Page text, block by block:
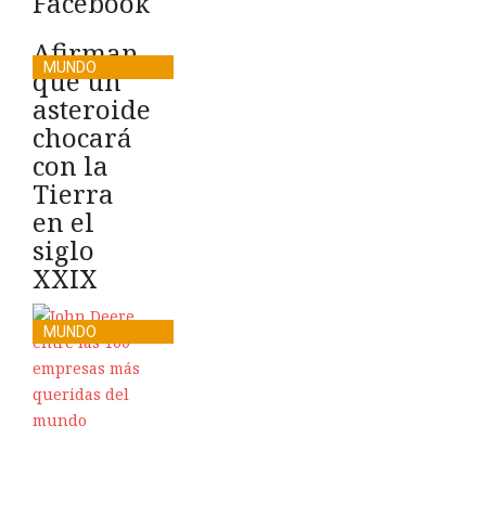
Afirman
que un
asteroide
chocará
con la
Tierra
en el
siglo
XXIX
MUNDO
MUNDO